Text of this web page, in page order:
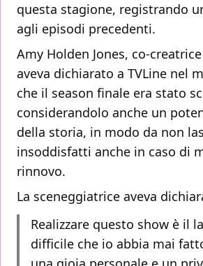
questa stagione, registrando
agli episodi precedenti.
Amy Holden Jones, co-
aveva dichiarato a TVLine nel
che il season finale era stato
considerandolo anche un
della storia, in modo da non
insoddisfatti anche in caso di
rinnovo.
La sceneggiatrice aveva
Realizzare questo show è il
difficile che io abbia mai